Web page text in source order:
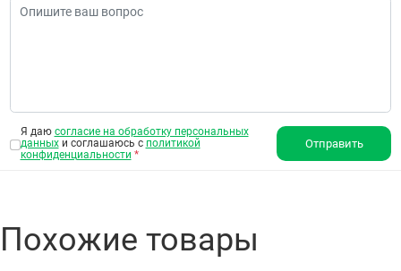
Я даю согласие на обработку персональных
данныхи соглашаюсь с политикой
конфиденциальности *
Отправить
Похожие товары